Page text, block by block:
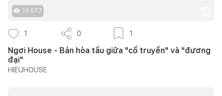
13.077
1 0 1
Ngơi House - Bản hòa tấu giữa "cổ truyền" và "đương
đại"
HIEUHOUSE